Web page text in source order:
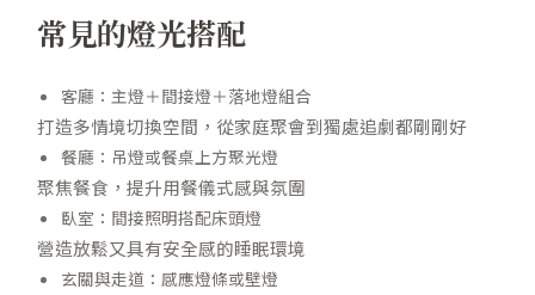
常見的燈光搭配
客廳：主燈＋間接燈＋落地燈組合
打造多情境切換空間，從家庭聚會到獨處追劇都剛剛好
餐廳：吊燈或餐桌上方聚光燈
聚焦餐食，提升用餐儀式感與氛圍
臥室：間接照明搭配床頭燈
營造放鬆又具有安全感的睡眠環境
玄關與走道：感應燈條或壁燈